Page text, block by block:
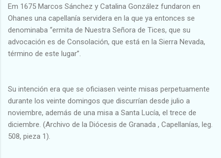
Em 1675 Marcos Sánchez y Catalina González fundaron en
Ohanes una capellanía servidera en la que ya entonces se
denominaba “ermita de Nuestra Señora de Tices, que su
advocación es de Consolación, que está en la Sierra Nevada,
término de este lugar”.
Su intención era que se oficiasen veinte misas perpetuamente
durante los veinte domingos que discurrían desde julio a
noviembre, además de una misa a Santa Lucía, el trece de
diciembre. (Archivo de la Diócesis de Granada , Capellanías, leg.
508, pieza 1).